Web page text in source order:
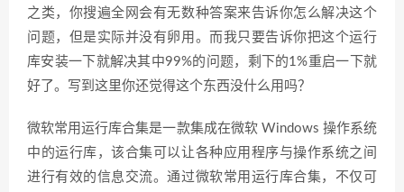
之类，你搜遍全网会有无数种答案来告诉你怎么解决这个
问题，但是实际并没有卵用。而我只要告诉你把这个运行
库安装一下就解决其中99%的问题，剩下的1%重启一下就
好了。写到这里你还觉得这个东西没什么用吗？
微软常用运行库合集是一款集成在微软 Windows 操作系统
中的运行库，该合集可以让各种应用程序与操作系统之间
进行有效的信息交流。通过微软常用运行库合集，不仅可